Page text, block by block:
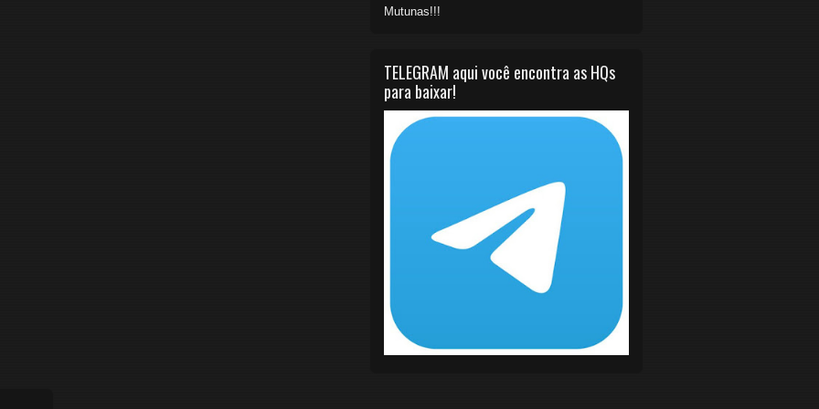
Mutunas!!!
TELEGRAM aqui você encontra as HQs
para baixar!